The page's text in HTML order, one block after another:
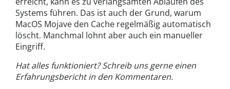
Systems führen. Das ist auch der Grund, warum
MacOS Mojave den Cache regelmäßig automatisch
löscht. Manchmal lohnt aber auch ein manueller
Eingriff.
Hat alles funktioniert? Schreib uns gerne einen
Erfahrungsbericht in den Kommentaren.